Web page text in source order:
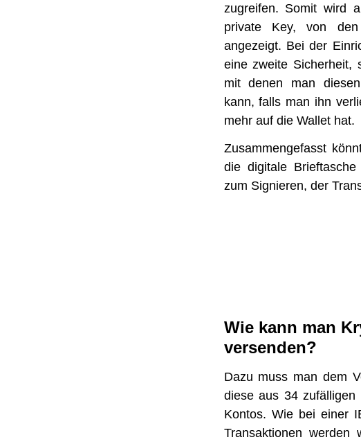
zugreifen. Somit wird
private Key, von
angezeigt. Bei der
eine zweite Sicherheit,
mit denen man
kann, falls man ihn
mehr auf die Wallet hat.
Zusammengefasst
die digitale
zum Signieren, der
Wie kann man
versenden?
Dazu muss man dem
diese aus 34
Kontos. Wie bei einer
Transaktionen werden